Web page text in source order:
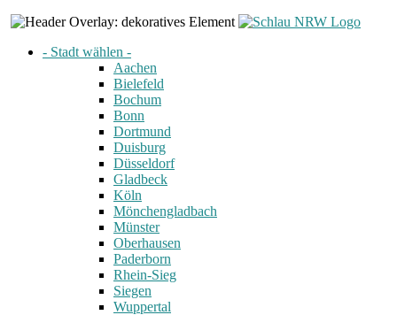
- Stadt wählen -
Aachen
Bielefeld
Bochum
Bonn
Dortmund
Duisburg
Düsseldorf
Gladbeck
Köln
Mönchengladbach
Münster
Oberhausen
Paderborn
Rhein-Sieg
Siegen
Wuppertal